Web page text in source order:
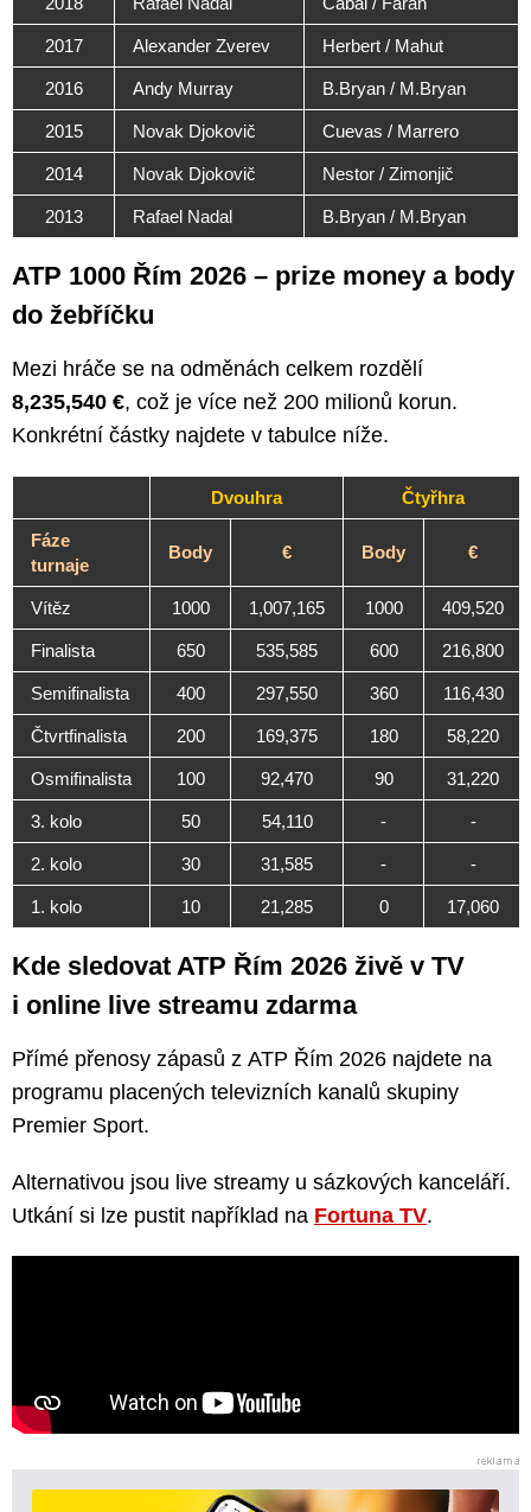
2017 Alexander Zverev Herbert / Mahut
2016 Andy Murray B.Bryan / M.Bryan
2015 Novak Djokovič Cuevas / Marrero
2014 Novak Djokovič Nestor / Zimonjič
2013 Rafael Nadal B.Bryan / M.Bryan
ATP 1000 Řím 2026 – prize money a body
do žebříčku
Mezi hráče se na odměnách celkem rozdělí
8,235,540 €, což je více než 200 milionů korun.
Konkrétní částky najdete v tabulce níže.
Dvouhra Čtyřhra
Fáze
turnaje
Body € Body €
Vítěz 1000 1,007,165 1000 409,520
Finalista 650 535,585 600 216,800
Semifinalista 400 297,550 360 116,430
Čtvrtfinalista 200 169,375 180 58,220
Osmifinalista 100 92,470 90 31,220
3. kolo 50 54,110 - -
2. kolo 30 31,585 - -
1. kolo 10 21,285 0 17,060
Kde sledovat ATP Řím 2026 živě v TV
i online live streamu zdarma
Přímé přenosy zápasů z ATP Řím 2026 najdete na
programu placených televizních kanalů skupiny
Premier Sport.
Alternativou jsou live streamy u sázkových kanceláří.
Utkání si lze pustit například na Fortuna TV.